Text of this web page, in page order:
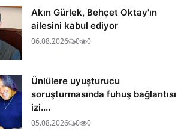
Akın Gürlek, Behçet Oktay'ın
ailesini kabul ediyor
06.08.2026 0 0
Ünlülere uyuşturucu
soruşturmasında fuhuş bağlantısı
izi....
05.08.2026 0 0